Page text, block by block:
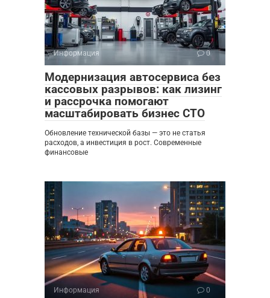
Информация 0
Модернизация автосервиса без
кассовых разрывов: как лизинг
и рассрочка помогают
масштабировать бизнес СТО
Обновление технической базы — это не статья
расходов, а инвестиция в рост. Современные
финансовые
Информация 0